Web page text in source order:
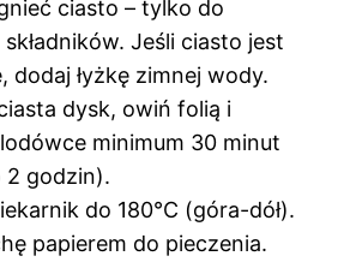
ciasto – tylko do
składników. Jeśli ciasto jest
dodaj łyżkę zimnej wody.
dysk, owiń folią i
minimum 30 minut
2 godzin).
do 180°C (góra-dół).
papierem do pieczenia.